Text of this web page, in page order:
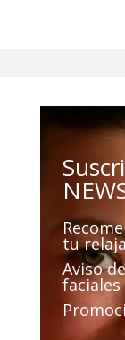
tu
Aviso